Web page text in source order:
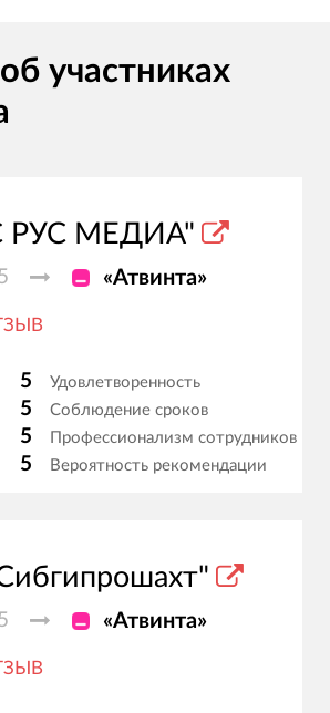
участниках
РУС МЕДИА"
«Атвинта»
5 Удовлетворенность
5 Соблюдение сроков
5 Профессионализм сотрудников
5 Вероятность рекомендации
«Атвинта»